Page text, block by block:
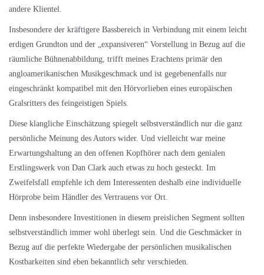
andere Klientel.
Insbesondere der kräftigere Bassbereich in Verbindung mit einem leicht
erdigen Grundton und der „expansiveren“ Vorstellung in Bezug auf die
räumliche Bühnenabbildung, trifft meines Erachtens primär den
angloamerikanischen Musikgeschmack und ist gegebenenfalls nur
eingeschränkt kompatibel mit den Hörvorlieben eines europäischen
Gralsritters des feingeistigen Spiels.
Diese klangliche Einschätzung spiegelt selbstverständlich nur die ganz
persönliche Meinung des Autors wider. Und vielleicht war meine
Erwartungshaltung an den offenen Kopfhörer nach dem genialen
Erstlingswerk von Dan Clark auch etwas zu hoch gesteckt. Im
Zweifelsfall empfehle ich dem Interessenten deshalb eine individuelle
Hörprobe beim Händler des Vertrauens vor Ort.
Denn insbesondere Investitionen in diesem preislichen Segment sollten
selbstverständlich immer wohl überlegt sein. Und die Geschmäcker in
Bezug auf die perfekte Wiedergabe der persönlichen musikalischen
Kostbarkeiten sind eben bekanntlich sehr verschieden.